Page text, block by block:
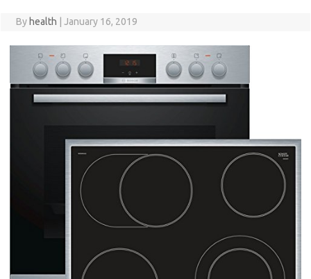
By health January 16, 2019